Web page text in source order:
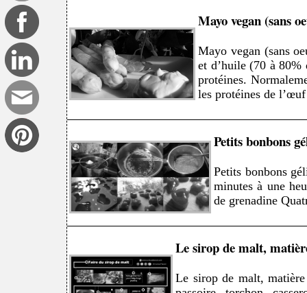
Mayo vegan (sans
Mayo vegan (sans
et d’huile (70 à 80%
protéines.
les protéines de
Petits bonbons
Petits bonbons
minutes à une
de grenadine
Le sirop de malt,
Le sirop de malt,